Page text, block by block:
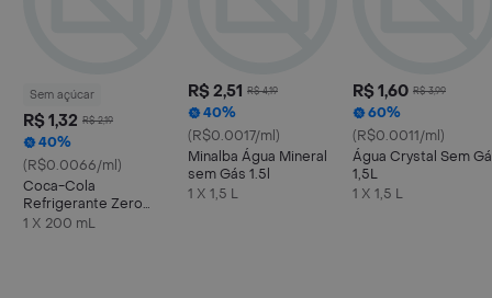
Sem açúcar
R$ 1,32 R$ 2,19
40%
(R$0.0066/ml)
Coca-Cola
Refrigerante Zero
Açúcar Mini Garrafa
1 X 200 mL
R$ 2,51 R$ 4,19
40%
(R$0.0017/ml)
Minalba Água Mineral
sem Gás 1.5l
1 X 1,5 L
R$ 1,60 R$ 3,99
60%
(R$0.0011/ml)
Água Crystal Sem
1,5L
1 X 1,5 L